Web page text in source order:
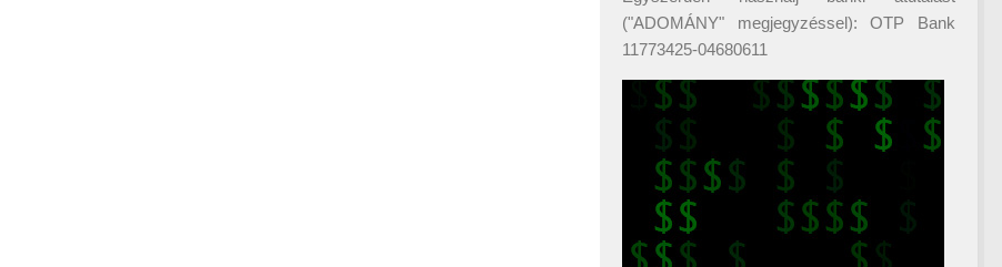
("ADOMÁNY" megjegyzéssel): OTP Bank
11773425-04680611